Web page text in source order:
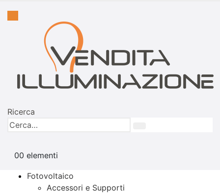
Ricerca
00 elementi
Fotovoltaico
Accessori e Supporti